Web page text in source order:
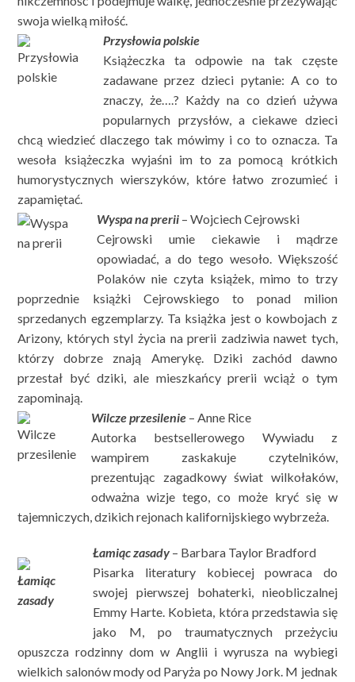
swoja wielką miłość.
Przysłowia polskie
Książeczka ta odpowie na tak częste
zadawane przez dzieci pytanie: A co to
znaczy, że….? Każdy na co dzień używa
popularnych przysłów, a ciekawe dzieci
chcą wiedzieć dlaczego tak mówimy i co to oznacza. Ta
wesoła książeczka wyjaśni im to za pomocą krótkich
humorystycznych wierszyków, które łatwo zrozumieć i
zapamiętać.
Wyspa na prerii – Wojciech Cejrowski
Cejrowski umie ciekawie i mądrze
opowiadać, a do tego wesoło. Większość
Polaków nie czyta książek, mimo to trzy
poprzednie książki Cejrowskiego to ponad milion
sprzedanych egzemplarzy. Ta książka jest o kowbojach z
Arizony, których styl życia na prerii zadziwia nawet tych,
którzy dobrze znają Amerykę. Dziki zachód dawno
przestał być dziki, ale mieszkańcy prerii wciąż o tym
zapominają.
Wilcze przesilenie – Anne Rice
Autorka bestsellerowego Wywiadu z
wampirem zaskakuje czytelników,
prezentując zagadkowy świat wilkołaków,
odważna wizje tego, co może kryć się w
tajemniczych, dzikich rejonach kalifornijskiego wybrzeża.
Łamiąc zasady– Barbara Taylor Bradford
Pisarka literatury kobiecej powraca do
swojej pierwszej bohaterki, nieobliczalnej
Emmy Harte. Kobieta, która przedstawia się
jako M, po traumatycznych przeżyciu
opuszcza rodzinny dom w Anglii i wyrusza na wybiegi
wielkich salonów mody od Paryża po Nowy Jork. M jednak